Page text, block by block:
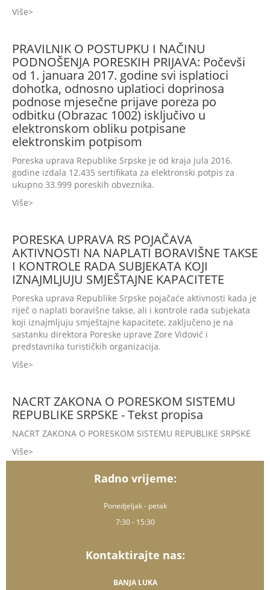
Više
PRAVILNIK O POSTUPKU I NAČINU
PODNOŠENJA PORESKIH PRIJAVA: Počevši
od 1. januara 2017. godine svi isplatioci
dohotka, odnosno uplatioci doprinosa
podnose mjesečne prijave poreza po
odbitku (Obrazac 1002) isključivo u
elektronskom obliku potpisane
elektronskim potpisom
Poreska uprava Republike Srpske je od kraja jula 2016.
godine izdala 12.435 sertifikata za elektronski potpis za
ukupno 33.999 poreskih obveznika.
Više
PORESKA UPRAVA RS POJAČAVA
AKTIVNOSTI NA NAPLATI BORAVIŠNE TAKSE
I KONTROLE RADA SUBJEKATA KOJI
IZNAJMLJUJU SMJEŠTAJNE KAPACITETE
Poreska uprava Republike Srpske pojačaće aktivnosti kada je
riječ o naplati boravišne takse, ali i kontrole rada subjekata
koji iznajmljuju smještajne kapacitete, zaključeno je na
sastanku direktora Poreske uprave Zore Vidović i
predstavnika turističkih organizacija.
Više
NACRT ZAKONA O PORESKOM SISTEMU
REPUBLIKE SRPSKE - Tekst propisa
NACRT ZAKONA O PORESKOM SISTEMU REPUBLIKE SRPSKE
Više
Radno vrijeme:
Ponedjeljak - petak
7:30 - 15:30
Kontaktirajte nas:
BANJA LUKA